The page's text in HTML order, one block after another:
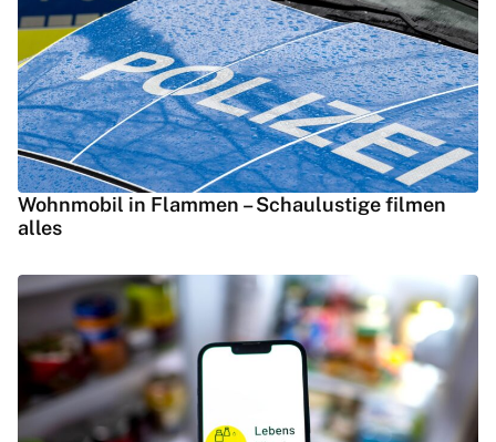
Wohnmobil in Flammen – Schaulustige filmen
alles